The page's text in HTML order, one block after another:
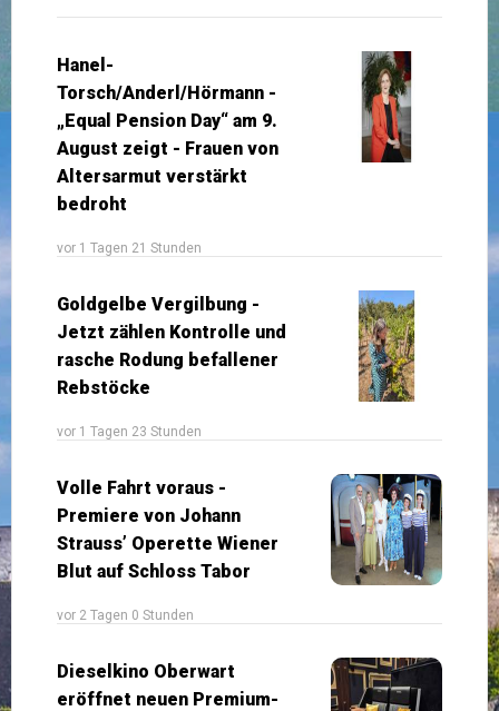
Hanel-
Torsch/Anderl/Hörmann -
„Equal Pension Day“ am 9.
August zeigt - Frauen von
Altersarmut verstärkt
bedroht
vor 1 Tagen 21 Stunden
Goldgelbe Vergilbung -
Jetzt zählen Kontrolle und
rasche Rodung befallener
Rebstöcke
vor 1 Tagen 23 Stunden
Volle Fahrt voraus -
Premiere von Johann
Strauss’ Operette Wiener
Blut auf Schloss Tabor
vor 2 Tagen 0 Stunden
Dieselkino Oberwart
eröffnet neuen Premium-